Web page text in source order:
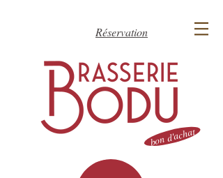
Réservation
bon d'achat